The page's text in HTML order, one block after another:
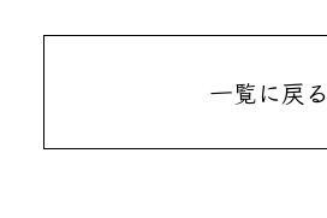
一覧に戻る